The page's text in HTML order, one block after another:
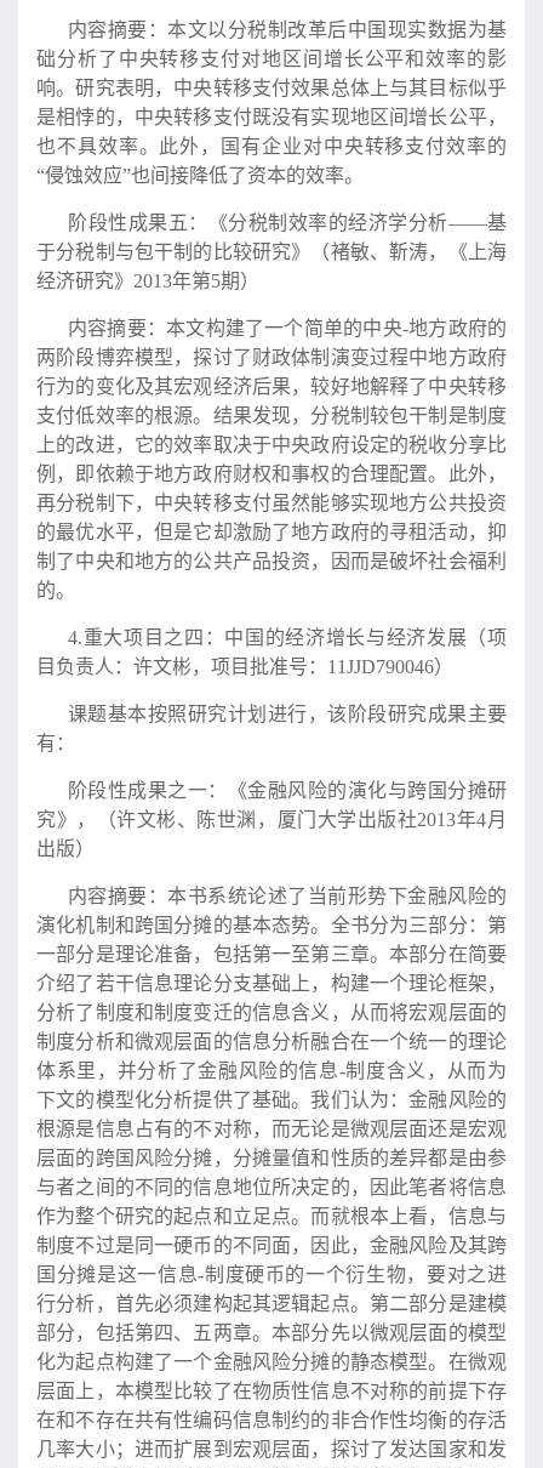
内容摘要：本文以分税制改革后中国现实数据为基
础分析了中央转移支付对地区间增长公平和效率的影
响。研究表明，中央转移支付效果总体上与其目标似乎
是相悖的，中央转移支付既没有实现地区间增长公平，
也不具效率。此外，国有企业对中央转移支付效率的
“侵蚀效应”也间接降低了资本的效率。
阶段性成果五：《分税制效率的经济学分析——基
于分税制与包干制的比较研究》（褚敏、靳涛，《上海
经济研究》2013年第5期）
内容摘要：本文构建了一个简单的中央-地方政府的
两阶段博弈模型，探讨了财政体制演变过程中地方政府
行为的变化及其宏观经济后果，较好地解释了中央转移
支付低效率的根源。结果发现，分税制较包干制是制度
上的改进，它的效率取决于中央政府设定的税收分享比
例，即依赖于地方政府财权和事权的合理配置。此外，
再分税制下，中央转移支付虽然能够实现地方公共投资
的最优水平，但是它却激励了地方政府的寻租活动，抑
制了中央和地方的公共产品投资，因而是破坏社会福利
的。
4.重大项目之四：中国的经济增长与经济发展（项
目负责人：许文彬，项目批准号：11JJD790046）
课题基本按照研究计划进行，该阶段研究成果主要
有：
阶段性成果之一：《金融风险的演化与跨国分摊研
究》，（许文彬、陈世渊，厦门大学出版社2013年4月
出版）
内容摘要：本书系统论述了当前形势下金融风险的
演化机制和跨国分摊的基本态势。全书分为三部分：第
一部分是理论准备，包括第一至第三章。本部分在简要
介绍了若干信息理论分支基础上，构建一个理论框架，
分析了制度和制度变迁的信息含义，从而将宏观层面的
制度分析和微观层面的信息分析融合在一个统一的理论
体系里，并分析了金融风险的信息-制度含义，从而为
下文的模型化分析提供了基础。我们认为：金融风险的
根源是信息占有的不对称，而无论是微观层面还是宏观
层面的跨国风险分摊，分摊量值和性质的差异都是由参
与者之间的不同的信息地位所决定的，因此笔者将信息
作为整个研究的起点和立足点。而就根本上看，信息与
制度不过是同一硬币的不同面，因此，金融风险及其跨
国分摊是这一信息-制度硬币的一个衍生物，要对之进
行分析，首先必须建构起其逻辑起点。第二部分是建模
部分，包括第四、五两章。本部分先以微观层面的模型
化为起点构建了一个金融风险分摊的静态模型。在微观
层面上，本模型比较了在物质性信息不对称的前提下存
在和不存在共有性编码信息制约的非合作性均衡的存活
几率大小；进而扩展到宏观层面，探讨了发达国家和发